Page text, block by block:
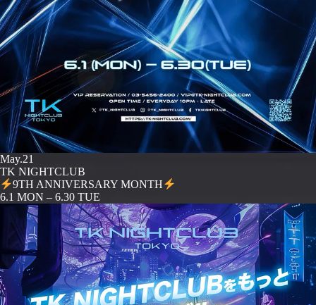
May.21
TK NIGHTCLUB
9TH ANNIVERSARY MONTH
️6.1 MON – 6.30 TUE